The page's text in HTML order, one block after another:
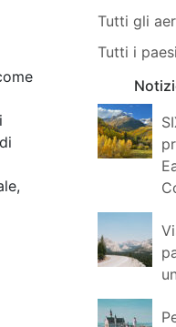
Tutti gli
Tutti i paesi